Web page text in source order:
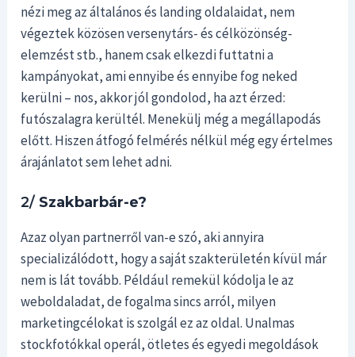
nézi meg az általános és landing oldalaidat, nem
végeztek közösen versenytárs- és célközönség-
elemzést stb., hanem csak elkezdi futtatni a
kampányokat, ami ennyibe és ennyibe fog neked
kerülni – nos, akkor jól gondolod, ha azt érzed:
futószalagra kerültél. Menekülj még a megállapodás
előtt. Hiszen átfogó felmérés nélkül még egy értelmes
árajánlatot sem lehet adni.
2/ Szakbarbár-e?
Azaz olyan partnerről van-e szó, aki annyira
specializálódott, hogy a saját szakterületén kívül már
nem is lát tovább. Például remekül kódolja le az
weboldaladat, de fogalma sincs arról, milyen
marketingcélokat is szolgál ez az oldal. Unalmas
stockfotókkal operál, ötletes és egyedi megoldások